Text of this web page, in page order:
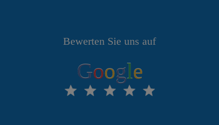
Bewerten Sie uns auf
Google